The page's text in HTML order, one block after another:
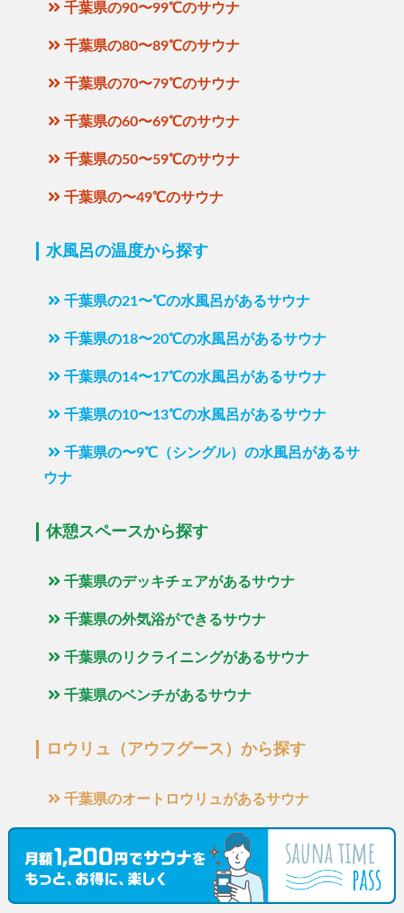
千葉県の90〜99℃のサウナ
千葉県の80〜89℃のサウナ
千葉県の70〜79℃のサウナ
千葉県の60〜69℃のサウナ
千葉県の50〜59℃のサウナ
千葉県の〜49℃のサウナ
水風呂の温度から探す
千葉県の21〜℃の水風呂があるサウナ
千葉県の18〜20℃の水風呂があるサウナ
千葉県の14〜17℃の水風呂があるサウナ
千葉県の10〜13℃の水風呂があるサウナ
千葉県の〜9℃（シングル）の水風呂があるサ
ウナ
休憩スペースから探す
千葉県のデッキチェアがあるサウナ
千葉県の外気浴ができるサウナ
千葉県のリクライニングがあるサウナ
千葉県のベンチがあるサウナ
ロウリュ（アウフグース）から探す
千葉県のオートロウリュがあるサウナ
千葉県のタオルによるロウリュがあるサウナ
千葉県のうちわによるロウリュがあるサウナ